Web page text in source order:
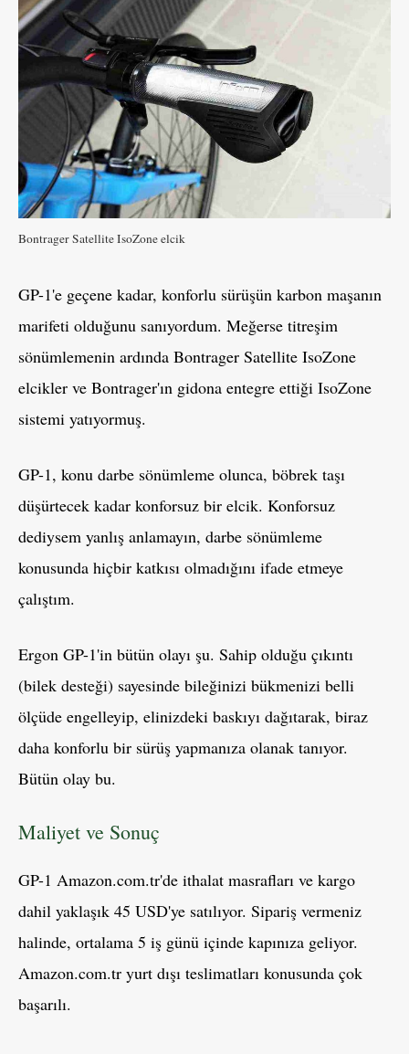
Bontrager Satellite IsoZone elcik
GP-1'e geçene kadar, konforlu sürüşün karbon maşanın
marifeti olduğunu sanıyordum. Meğerse titreşim
sönümlemenin ardında Bontrager Satellite IsoZone
elcikler ve Bontrager'ın gidona entegre ettiği IsoZone
sistemi yatıyormuş.
GP-1, konu darbe sönümleme olunca, böbrek taşı
düşürtecek kadar konforsuz bir elcik. Konforsuz
dediysem yanlış anlamayın, darbe sönümleme
konusunda hiçbir katkısı olmadığını ifade etmeye
çalıştım.
Ergon GP-1'in bütün olayı şu. Sahip olduğu çıkıntı
(bilek desteği) sayesinde bileğinizi bükmenizi belli
ölçüde engelleyip, elinizdeki baskıyı dağıtarak, biraz
daha konforlu bir sürüş yapmanıza olanak tanıyor.
Bütün olay bu.
Maliyet ve Sonuç
GP-1 Amazon.com.tr'de ithalat masrafları ve kargo
dahil yaklaşık 45 USD'ye satılıyor. Sipariş vermeniz
halinde, ortalama 5 iş günü içinde kapınıza geliyor.
Amazon.com.tr yurt dışı teslimatları konusunda çok
başarılı.